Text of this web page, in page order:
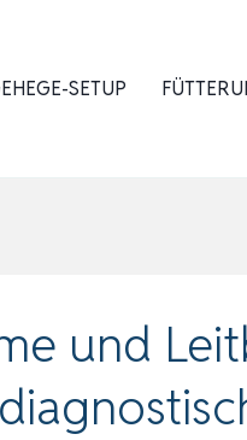
SETUP
und